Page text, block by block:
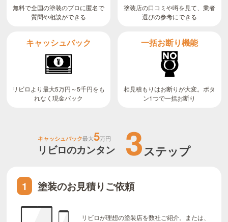
無料で全国の塗装のプロに匿名で
質問や相談ができる
塗装店の口コミや噂を見て、業者
選びの参考にできる
キャッシュバック
リビロより最大5万円～5千円をも
れなく現金バック
一括お断り機能
相見積もりはお断りが大変。ボタ
ン1つで一括お断り
キャッシュバック最大5万円
リビロのカンタン 3ステップ
1 塗装のお見積りご依頼
リビロが理想の塗装店を数社ご紹介。または、